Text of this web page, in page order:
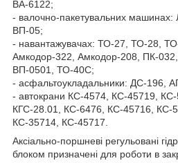
ВА-6122;
- валочно-пакетувальних
ВП-05;
- навантажувачах: ТО-27, ТО-28,
Амкодор-322, Амкодор-208, ПК-
ВП-0501, ТО-40С;
- асфальтоукладальники: ДС-196,
- автокрани КС-4574, КС-45719,
КГС-28.01, КС-6476, КС-45716, КС-
КС-35714, КС-45717.
Аксіально-поршневі регульовані
блоком призначені для роботи в